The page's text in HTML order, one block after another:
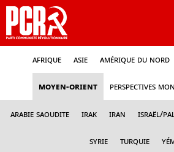
Afrique Asie Amérique du nord
Moyen-Orient Perspectives
Arabie Saoudite Irak Iran Israël/
Syrie Turquie